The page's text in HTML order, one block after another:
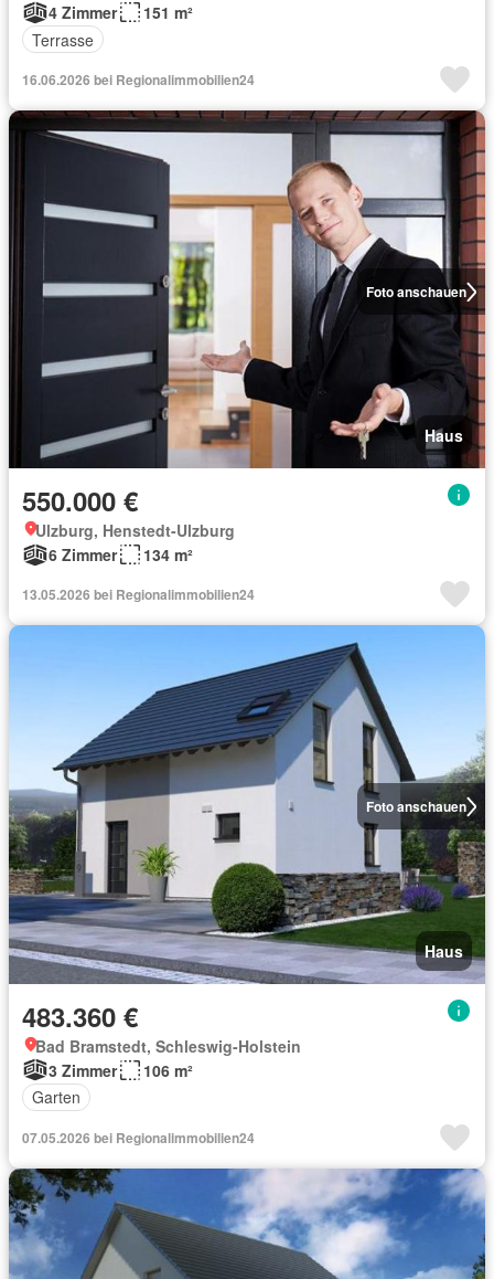
4 Zimmer
151 m²
Terrasse
16.06.2026 bei Regionalimmobilien24
Foto anschauen
Haus
550.000 €
Ulzburg, Henstedt-Ulzburg
6 Zimmer
134 m²
13.05.2026 bei Regionalimmobilien24
Foto anschauen
Haus
483.360 €
Bad Bramstedt, Schleswig-Holstein
3 Zimmer
106 m²
Garten
07.05.2026 bei Regionalimmobilien24